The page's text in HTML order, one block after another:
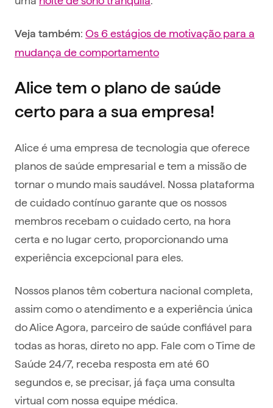
Veja também: Os 6 estágios de motivação para a
mudança de comportamento
Alice tem o plano de saúde
certo para a sua empresa!
Alice é uma empresa de tecnologia que oferece
planos de saúde empresarial e tem a missão de
tornar o mundo mais saudável. Nossa plataforma
de cuidado contínuo garante que os nossos
membros recebam o cuidado certo, na hora
certa e no lugar certo, proporcionando uma
experiência excepcional para eles.
Nossos planos têm cobertura nacional completa,
assim como o atendimento e a experiência única
do Alice Agora, parceiro de saúde confiável para
todas as horas, direto no app. Fale com o Time de
Saúde 24/7, receba resposta em até 60
segundos e, se precisar, já faça uma consulta
virtual com nossa equipe médica.